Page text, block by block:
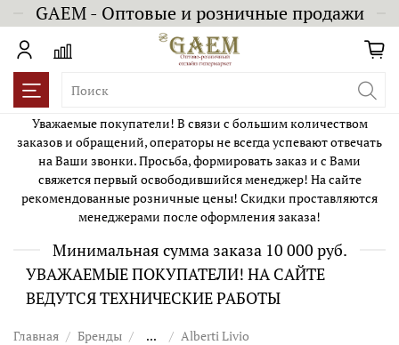
GAEM - Оптовые и розничные продажи
Уважаемые покупатели! В связи с большим количеством
заказов и обращений, операторы не всегда успевают отвечать
на Ваши звонки. Просьба, формировать заказ и с Вами
свяжется первый освободившийся менеджер! На сайте
рекомендованные розничные цены! Скидки проставляются
менеджерами после оформления заказа!
Минимальная сумма заказа 10 000 руб.
УВАЖАЕМЫЕ ПОКУПАТЕЛИ! НА САЙТЕ
ВЕДУТСЯ ТЕХНИЧЕСКИЕ РАБОТЫ
Главная Бренды ... Alberti Livio